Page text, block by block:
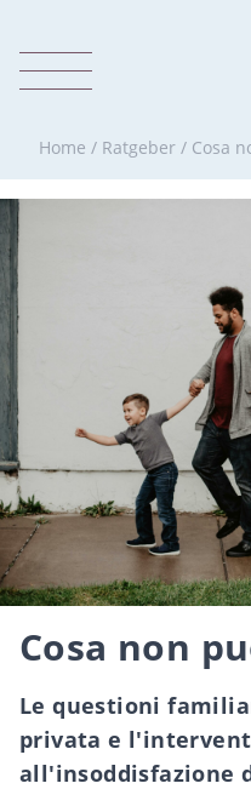
Home / Ratgeber / Cosa
Cosa non
Le questioni
privata e
all'insoddisfazione